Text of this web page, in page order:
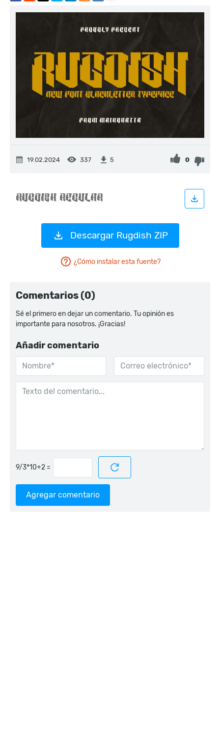
19.02.2024 337 5 0
Descargar Rugdish ZIP
¿Cómo instalar esta fuente?
Comentarios (0)
Sé el primero en dejar un comentario. Tu opinión es
importante para nosotros. ¡Gracias!
Añadir comentario
=
Agregar comentario